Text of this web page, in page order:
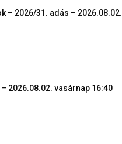
– 2026/31. adás – 2026.08.02.
2026.08.02. vasárnap 16:40